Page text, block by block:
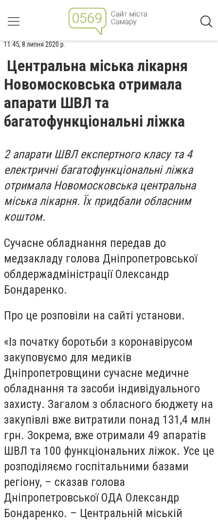
11:45, 8 липня 2020 р.
Центральна міська лікарня
Новомосковська отримала
апарати ШВЛ та
багатофункціональні ліжка
2 апарати ШВЛ експертного класу та 4
електричні багатофункціональні ліжка
отримала Новомосковська центральна
міська лікарня. Їх придбали обласним
коштом.
Сучасне обладнання передав до
медзакладу голова Дніпропетровської
облдержадміністрації Олександр
Бондаренко.
Про це розповіли на сайті установи.
«Із початку боротьби з коронавірусом
закуповуємо для медиків
Дніпропетровщини сучасне медичне
обладнання та засоби індивідуального
захисту. Загалом з обласного бюджету на
закупівлі вже витратили понад 131,4 млн
грн. Зокрема, вже отримали 49 апаратів
ШВЛ та 100 функціональних ліжок. Усе це
розподіляємо госпітальними базами
регіону, – сказав голова
Дніпропетровської ОДА Олександр
Бондаренко. – Центральній міській